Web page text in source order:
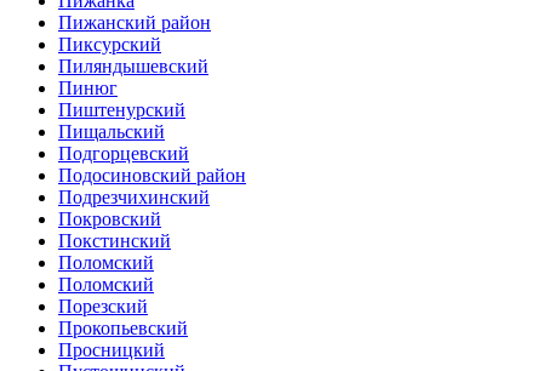
Пижанский район
Пиксурский
Пиляндышевский
Пинюг
Пиштенурский
Пищальский
Подгорцевский
Подосиновский район
Подрезчихинский
Покровский
Покстинский
Поломский
Поломский
Порезский
Прокопьевский
Просницкий